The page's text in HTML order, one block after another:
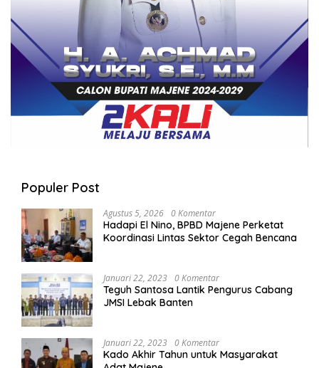
Populer Post
Agustus 5, 2026 0 Komentar
Hadapi El Nino, BPBD Majene Perketat
Koordinasi Lintas Sektor Cegah Bencana
Januari 22, 2023 0 Komentar
Teguh Santosa Lantik Pengurus Cabang
JMSI Lebak Banten
Januari 22, 2023 0 Komentar
Kado Akhir Tahun untuk Masyarakat